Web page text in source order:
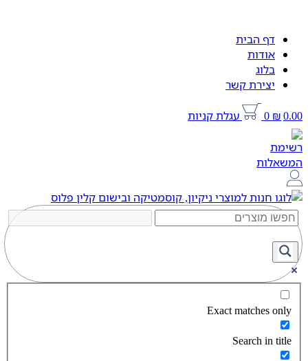
דף הבית
אודות
בלוג
יצירת קשר
₪0.00
0 עגלת קניות
Exact matches only
Search in title